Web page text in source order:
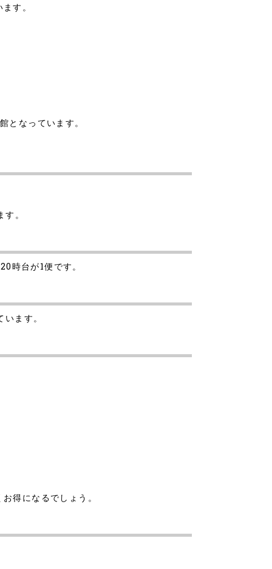
す。
となっています。
。
時台が1便です。
ます。
得になるでしょう。